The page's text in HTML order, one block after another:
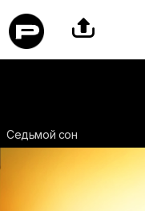

Седьмой сон